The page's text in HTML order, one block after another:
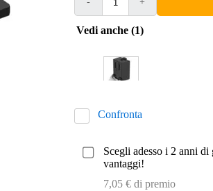
Vedi anche (1)
Confronta
Scegli adesso i 2 anni
vantaggi!
7,05 € di premio